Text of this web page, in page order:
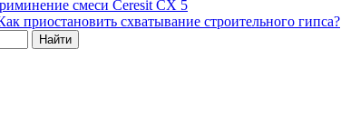
смеси Ceresit СХ 5
приостановить схватывание строительного гипса?